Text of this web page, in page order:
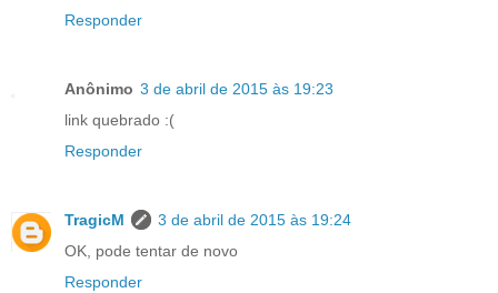
Responder
Anônimo 3 de abril de 2015 às 19:23
link quebrado :(
Responder
TragicM
3 de abril de 2015 às 19:24
OK, pode tentar de novo
Responder